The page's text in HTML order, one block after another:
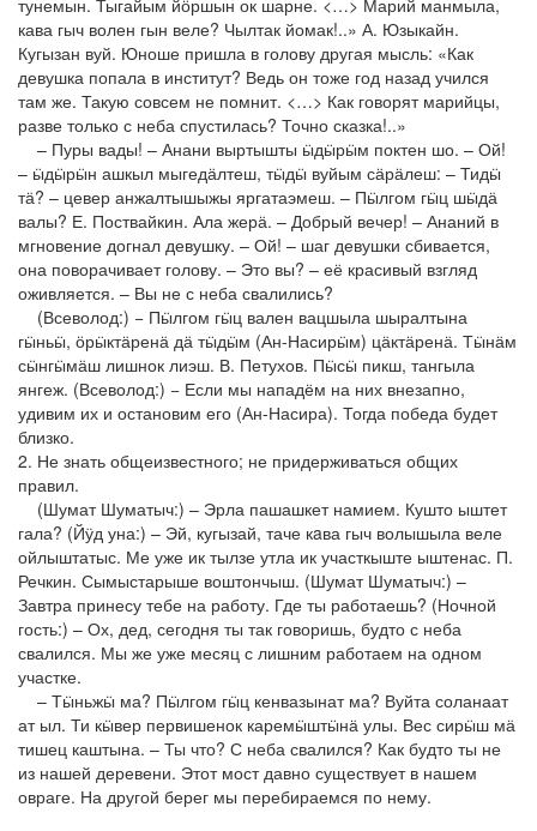
тунемын. Тыгайым йӧршын ок шарне. <…> Марий манмыла,
кава гыч волен гын веле? Чылтак йомак!..» А. Юзыкайн.
Кугызан вуй. Юноше пришла в голову другая мысль: «Как
девушка попала в институт? Ведь он тоже год назад учился
там же. Такую совсем не помнит. <…> Как говорят марийцы,
разве только с неба спустилась? Точно сказка!..»
– Пуры вады! – Анани выртышты ӹдӹрӹм поктен шо. – Ой!
– ӹдӹрӹн ашкыл мыгедӓлтеш, тӹдӹ вуйым сӓрӓлеш: – Тидӹ
тӓ? – цевер анжалтышыжы яргатаэмеш. – Пӹлгом гӹц шӹдӓ
валы? Е. Поствайкин. Ала жерӓ. – Добрый вечер! – Ананий в
мгновение догнал девушку. – Ой! – шаг девушки сбивается,
она поворачивает голову. – Это вы? – её красивый взгляд
оживляется. – Вы не с неба свалились?
(Всеволод:) − Пӹлгом гӹц вален вацшыла шыралтына
гӹньӹ, ӧрӹктӓренӓ дӓ тӹдӹм (Ан-Насирӹм) цӓктӓренӓ. Тӹнӓм
сӹнгӹмӓш лишнок лиэш. В. Петухов. Пӹсӹ пикш, тангыла
янгеж. (Всеволод:) − Если мы нападём на них внезапно,
удивим их и остановим его (Ан-Насира). Тогда победа будет
близко.
2. Не знать общеизвестного; не придерживаться общих
правил.
(Шумат Шуматыч:) – Эрла пашашкет намием. Кушто ыштет
гала? (Йӱд уна:) – Эй, кугызай, таче кaва гыч волышыла веле
ойлыштатыс. Ме уже ик тылзе утла ик участкыште ыштенас. П.
Речкин. Сымыстарыше воштончыш. (Шумат Шуматыч:) –
Завтра принесу тебе на работу. Где ты работаешь? (Ночной
гость:) – Ох, дед, сегодня ты так говоришь, будто с неба
свалился. Мы же уже месяц с лишним работаем на одном
участке.
– Тӹньжӹ ма? Пӹлгом гӹц кенвазынат ма? Вуйта соланаат
ат ыл. Ти кӹвер первишенок каремӹштӹнӓ улы. Вес сирӹш мӓ
тишец каштына. – Ты что? С неба свалился? Как будто ты не
из нашей деревени. Этот мост давно существует в нашем
овраге. На другой берег мы перебираемся по нему.